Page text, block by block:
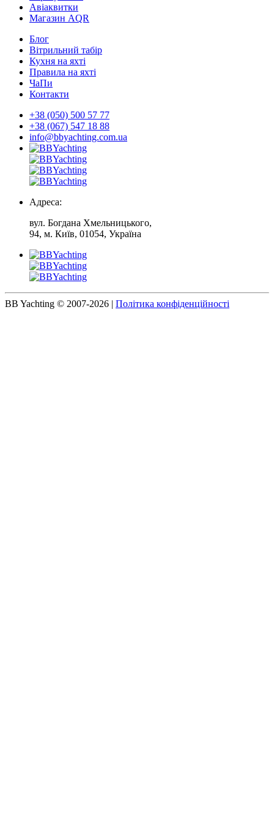
Авіаквитки
Магазин AQR
Блог
Вітрильний табір
Кухня на яхті
Правила на яхті
ЧаПи
Контакти
+38 (050) 500 57 77
+38 (067) 547 18 88
info@bbyachting.com.ua
Адреса:
вул. Богдана Хмельницького,
94, м. Київ, 01054, Україна
BB Yachting © 2007-2026 | Політика конфіденційності